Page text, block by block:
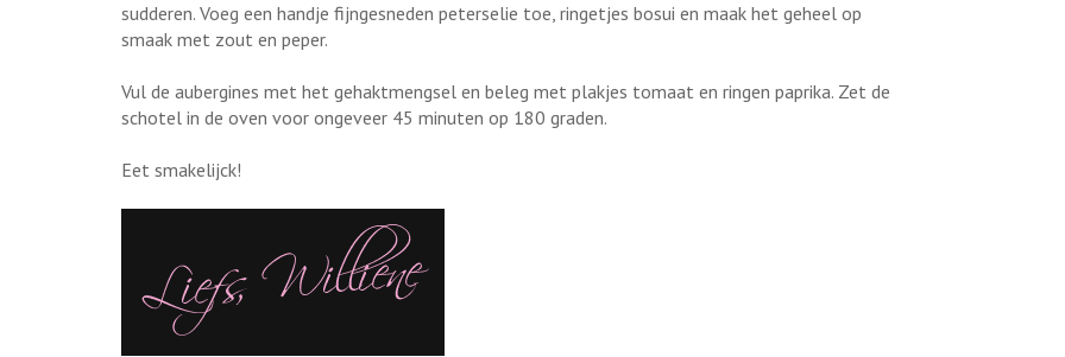
sudderen. Voeg een handje fijngesneden peterselie toe, ringetjes bosui en maak het geheel op
smaak met zout en peper.
Vul de aubergines met het gehaktmengsel en beleg met plakjes tomaat en ringen paprika. Zet de
schotel in de oven voor ongeveer 45 minuten op 180 graden.
Eet smakelijck!